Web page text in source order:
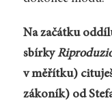
Na začátku
sbírky
v měřítku)
zákoník) od